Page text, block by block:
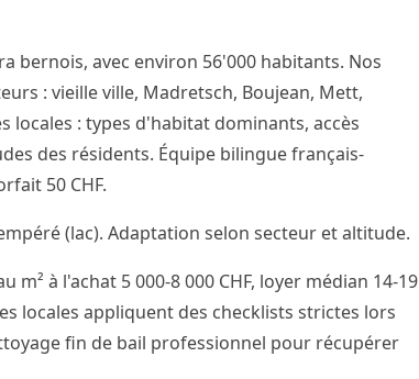
bernois, avec environ 56'000 habitants. Nos
: vieille ville, Madretsch, Boujean, Mett,
locales : types d'habitat dominants, accès
des résidents. Équipe bilingue français-
50 CHF.
(lac). Adaptation selon secteur et altitude.
m² à l'achat 5 000-8 000 CHF, loyer médian 14-19
locales appliquent des checklists strictes lors
fin de bail professionnel pour récupérer